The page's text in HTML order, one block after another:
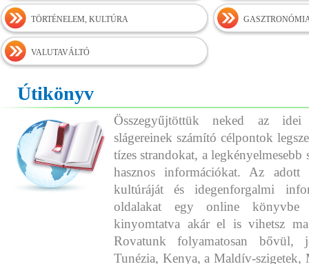
TÖRTÉNELEM, KULTÚRA
VALUTAVÁLTÓ
Útikönyv
Összegyűjtöttük neked az idei
slágereinek számító célpontok
tízes strandokat, a legkényelmesebb
hasznos információkat. Az adott
kultúráját és idegenforgalmi
oldalakat egy online könyvbe
kinyomtatva akár el is vihetsz
Rovatunk folyamatosan bővül,
Tunézia, Kenya, a Maldív-